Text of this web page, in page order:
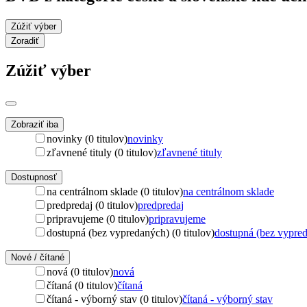
Zúžiť výber
Zoradiť
Zúžiť výber
Zobraziť iba
novinky (0 titulov)novinky
zľavnené tituly (0 titulov)zľavnené tituly
Dostupnosť
na centrálnom sklade (0 titulov)na centrálnom sklade
predpredaj (0 titulov)predpredaj
pripravujeme (0 titulov)pripravujeme
dostupná (bez vypredaných) (0 titulov)dostupná (bez
Nové / čítané
nová (0 titulov)nová
čítaná (0 titulov)čítaná
čítaná - výborný stav (0 titulov)čítaná - výborný stav